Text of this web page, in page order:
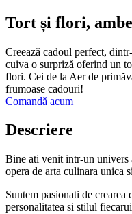
Tort și flori,
Creează cadoul perfect,
cuiva o surpriză oferind un
flori. Cei de la Aer de
frumoase cadouri!
Comandă acum
Descriere
Bine ati venit intr-un
opera de arta culinara unica
Suntem pasionati de crearea
personalitatea si stilul